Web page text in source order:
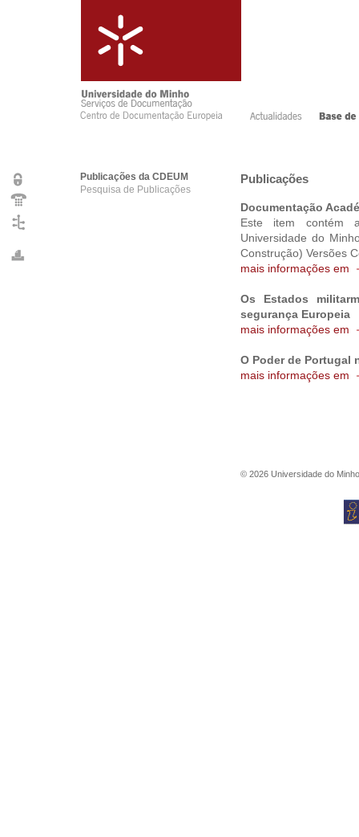
Publicações da CDEUM
Pesquisa de Publicações
Publicações
Documentação
Este item contém
Universidade do
Construção) Versões
mais informações em
Os Estados
segurança Europeia
mais informações em
O Poder de Portugal
mais informações em
© 2026 Universidade do Minho